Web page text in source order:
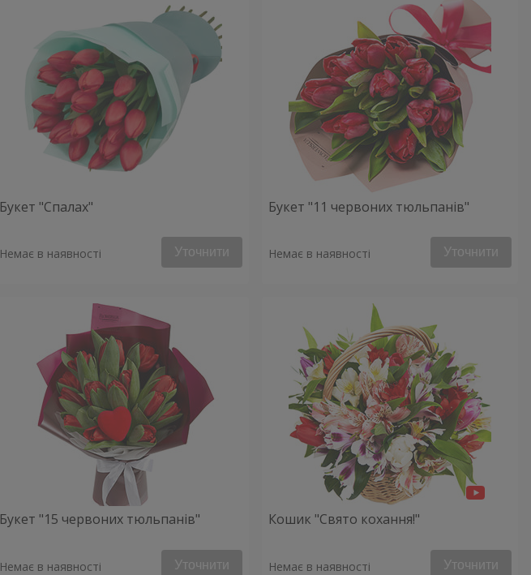
Букет "Спалах"
Немає в наявності Уточнити
Букет "11 червоних тюльпанів"
Немає в наявності Уточнити
Букет "15 червоних тюльпанів"
Немає в наявності Уточнити
Кошик "Свято кохання!"
Немає в наявності Уточнити